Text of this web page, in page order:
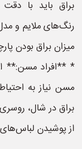
براق باید با
رنگ‌های ملایم و
میزان براق بودن
* **افراد مسن:**
مسن نیاز به
براق در شال،
از پوشیدن